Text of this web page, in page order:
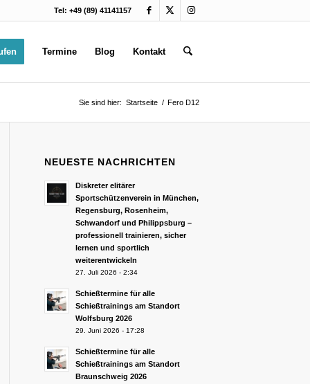
Tel: +49 (89) 41141157
Termine Blog Kontakt
Sie sind hier: Startseite / Fero D12
NEUESTE NACHRICHTEN
Diskreter elitärer
Sportschützenverein in München,
Regensburg, Rosenheim,
Schwandorf und Philippsburg –
professionell trainieren, sicher
lernen und sportlich
weiterentwickeln
27. Juli 2026 - 2:34
Schießtermine für alle
Schießtrainings am Standort
Wolfsburg 2026
29. Juni 2026 - 17:28
Schießtermine für alle
Schießtrainings am Standort
Braunschweig 2026